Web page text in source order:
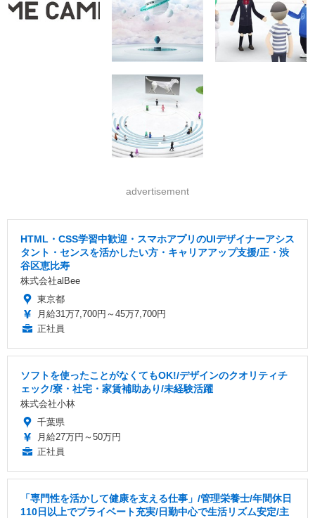
advertisement
HTML・CSS学習中歓迎・スマホアプリのUIデザイナーアシス
タント・センスを活かしたい方・キャリアアップ支援/正・渋
谷区恵比寿
株式会社alBee
東京都
月給31万7,700円～45万7,700円
正社員
ソフトを使ったことがなくてもOK!/デザインのクオリティチ
ェック/寮・社宅・家賃補助あり/未経験活躍
株式会社小林
千葉県
月給27万円～50万円
正社員
「専門性を活かして健康を支える仕事」/管理栄養士/年間休日
110日以上でプライベート充実/日勤中心で生活リズム安定/主